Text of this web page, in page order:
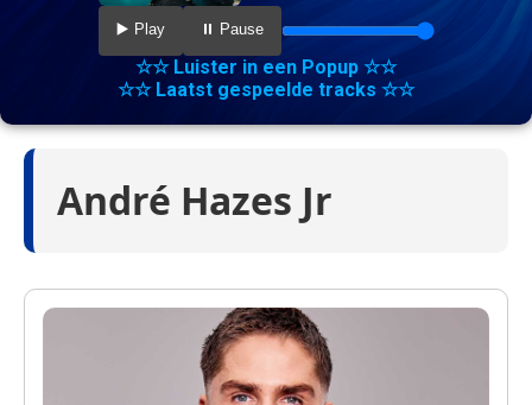
▶️ Play ⏸️ Pause
☆☆ Luister in een Popup ☆☆
☆☆ Laatst gespeelde tracks ☆☆
André Hazes Jr